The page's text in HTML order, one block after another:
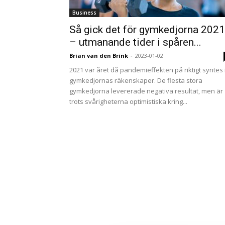
Business
Så gick det för gymkedjorna 2021
– utmanande tider i spåren...
Brian van den Brink - 2023-01-02
2021 var året då pandemieffekten på riktigt syntes
gymkedjornas räkenskaper. De flesta stora
gymkedjorna levererade negativa resultat, men är
trots svårigheterna optimistiska kring...